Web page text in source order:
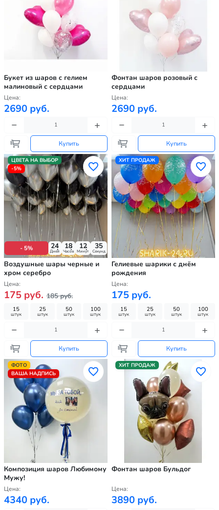
Букет из шаров с гелием
малиновый с сердцами
Цена:
2690 руб.
Купить
Фонтан шаров розовый с
сердцами
Цена:
2690 руб.
Купить
ЦВЕТА НА ВЫБОР
-5%
- 5% 24
Дней
18
Часов
12
Минут
33
Секунд
Воздушные шары черные и
хром серебро
Цена:
175 руб. 185 руб.
15
штук
25
штук
50
штук
100
штук
Купить
ХИТ ПРОДАЖ
Гелиевые шарики с днём
рождения
Цена:
175 руб.
15
штук
25
штук
50
штук
100
штук
Купить
ФОТО
ВАША НАДПИСЬ
Композиция шаров Любимому
Мужу!
Цена:
4340 руб.
ХИТ ПРОДАЖ
Фонтан шаров Бульдог
Цена:
3890 руб.